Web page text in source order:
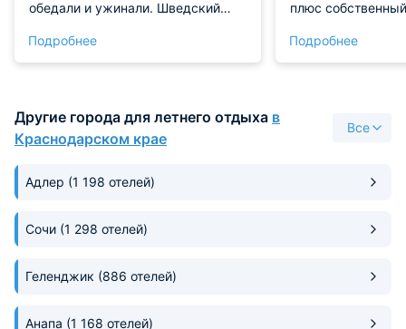
обедали и ужинали. Шведский
выше всяких похвал. Очень
предупредительный, вежливый,
Подробнее
плюс
стоимость. Меню
блюда очень
респект, все
отдельный
шумоизоляция 10
наблюдая за
входила в
Подробнее
Другие города для летнего отдыха в
Краснодарском крае
Все
Адлер (1 198 отелей)
Сочи (1 298 отелей)
Геленджик (886 отелей)
Анапа (1 168 отелей)